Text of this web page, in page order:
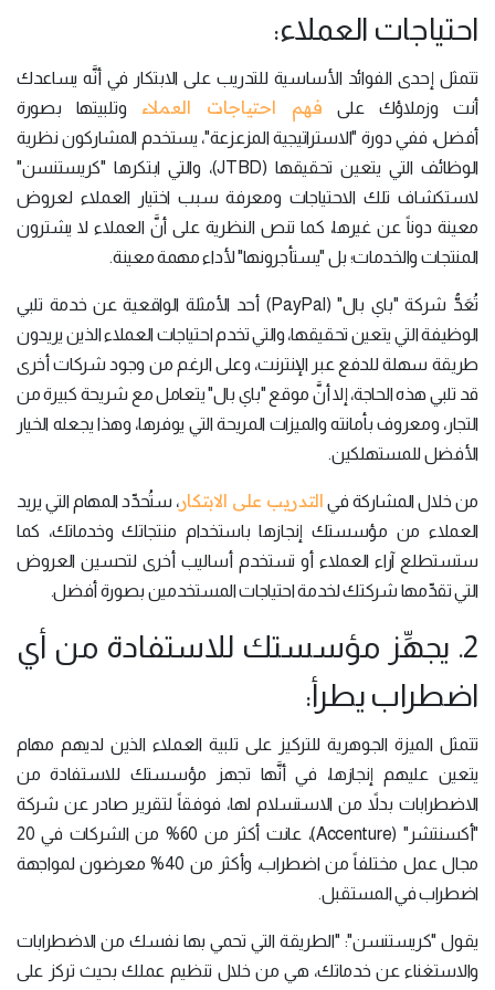
احتياجات العملاء:
تتمثل إحدى الفوائد الأساسية للتدريب على الابتكار في أنَّه يساعدك
أنت وزملاؤك على فهم احتياجات العملاء وتلبيتها بصورة
أفضل، ففي دورة "الاستراتيجية المزعزعة"، يستخدم المشاركون نظرية
الوظائف التي يتعين تحقيقها (JTBD)، والتي ابتكرها "كريستنسن"
لاستكشاف تلك الاحتياجات ومعرفة سبب اختيار العملاء لعروض
معينة دوناً عن غيرها، كما تنص النظرية على أنَّ العملاء لا يشترون
المنتجات والخدمات؛ بل "يستأجرونها" لأداء مهمة معينة.
تُعَدُّ شركة "باي بال" (PayPal) أحد الأمثلة الواقعية عن خدمة تلبي
الوظيفة التي يتعين تحقيقها، والتي تخدم احتياجات العملاء الذين يريدون
طريقة سهلة للدفع عبر الإنترنت، وعلى الرغم من وجود شركات أخرى
قد تلبي هذه الحاجة، إلا أنَّ موقع "باي بال" يتعامل مع شريحة كبيرة من
التجار، ومعروف بأمانته والميزات المريحة التي يوفرها، وهذا يجعله الخيار
الأفضل للمستهلكين.
من خلال المشاركة في التدريب على الابتكار، ستُحدِّد المهام التي يريد
العملاء من مؤسستك إنجازها باستخدام منتجاتك وخدماتك، كما
ستستطلع آراء العملاء أو تستخدم أساليب أخرى لتحسين العروض
التي تقدِّمها شركتك لخدمة احتياجات المستخدمين بصورة أفضل.
2. يجهِّز مؤسستك للاستفادة من أي
اضطراب يطرأ:
تتمثل الميزة الجوهرية للتركيز على تلبية العملاء الذين لديهم مهام
يتعين عليهم إنجازها، في أنَّها تجهز مؤسستك للاستفادة من
الاضطرابات بدلاً من الاستسلام لها، فوفقاً لتقرير صادر عن شركة
"أكسنتشر" (Accenture)، عانت أكثر من 60% من الشركات في 20
مجال عمل مختلفاً من اضطراب، وأكثر من 40% معرضون لمواجهة
اضطراب في المستقبل.
يقول "كريستنسن": "الطريقة التي تحمي بها نفسك من الاضطرابات
والاستغناء عن خدماتك، هي من خلال تنظيم عملك بحيث تركز على